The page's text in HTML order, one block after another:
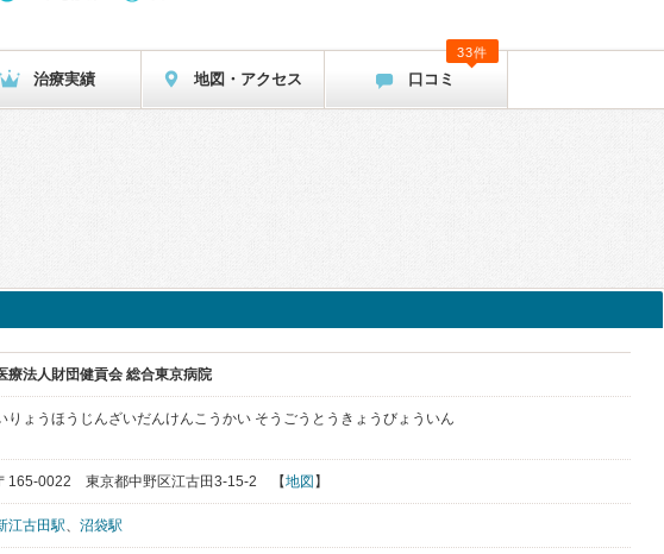
治療実績 地図・アクセス 口コミ
33件
療法人財団健貢会 総合東京病院
りょうほうじんざいだんけんこうかい そうごうとうきょうびょういん
165-0022 東京都中野区江古田3-15-2 【地図 】
江古田駅、 沼袋駅